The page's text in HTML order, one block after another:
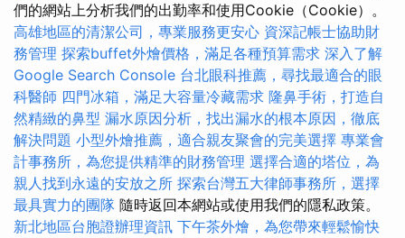
們的網站上分析我們的出勤率和使用Cookie（Cookie）。
高雄地區的清潔公司，專業服務更安心 資深記帳士協助財
務管理 探索buffet外燴價格，滿足各種預算需求 深入了解
Google Search Console 台北眼科推薦，尋找最適合的眼
科醫師 四門冰箱，滿足大容量冷藏需求 隆鼻手術，打造自
然精緻的鼻型 漏水原因分析，找出漏水的根本原因，徹底
解決問題 小型外燴推薦，適合親友聚會的完美選擇 專業會
計事務所，為您提供精準的財務管理 選擇合適的塔位，為
親人找到永遠的安放之所 探索台灣五大律師事務所，選擇
最具實力的團隊 隨時返回本網站或使用我們的隱私政策。
新北地區台胞證辦理資訊 下午茶外燴，為您帶來輕鬆愉快